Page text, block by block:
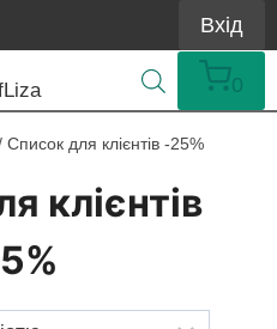
Вхід
0
Список для клієнтів -25%
клієнтів